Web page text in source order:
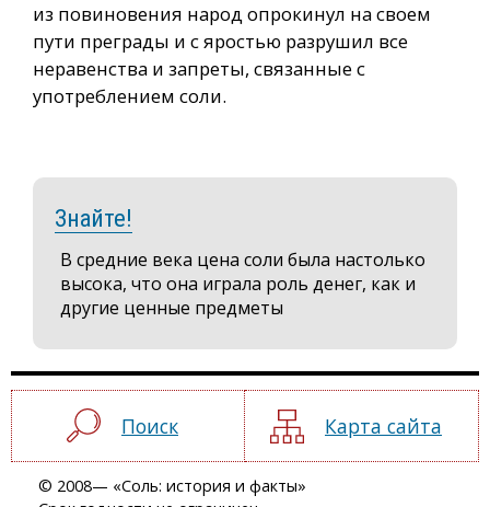
из повиновения народ опрокинул на своем
пути преграды и с яростью разрушил все
неравенства и запреты, связанные с
употреблением соли.
Знайте!
В средние века цена соли была настолько
высока, что она играла роль денег, как и
другие ценные предметы
© 2008— «Соль: история и факты»
Поиск Карта сайта